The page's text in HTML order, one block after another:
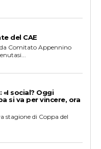
del CAE
Comitato Appennino
social? Oggi
si va per vincere, ora
stagione di Coppa del